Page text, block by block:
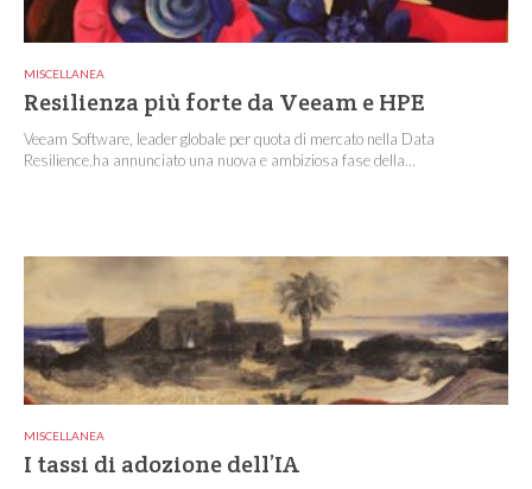
MISCELLANEA
Resilienza più forte da Veeam e HPE
Veeam Software, leader globale per quota di mercato nella Data
Resilience,ha annunciato una nuova e ambiziosa fase della...
MISCELLANEA
I tassi di adozione dell’IA